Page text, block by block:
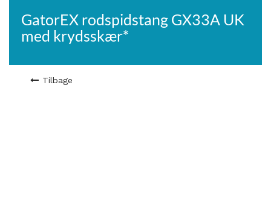
GatorEX rodspidstang GX33A UK
med krydsskær*
Tilbage